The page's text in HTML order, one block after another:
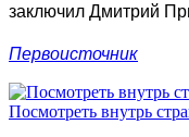
заключил Дмитрий
Первоисточник
Посмотреть внутрь